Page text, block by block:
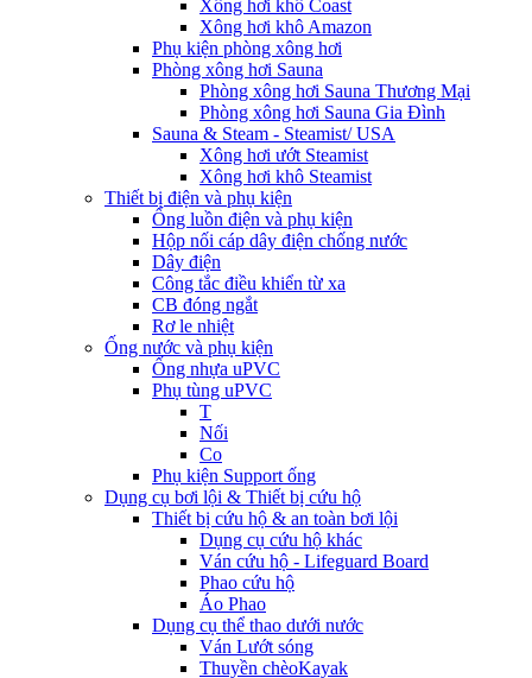
Xông hơi khô Coast
Xông hơi khô Amazon
Phụ kiện phòng xông hơi
Phòng xông hơi Sauna
Phòng xông hơi Sauna Thương Mại
Phòng xông hơi Sauna Gia Đình
Sauna & Steam - Steamist/ USA
Xông hơi ướt Steamist
Xông hơi khô Steamist
Thiết bị điện và phụ kiện
Ống luồn điện và phụ kiện
Hộp nối cáp dây điện chống nước
Dây điện
Công tắc điều khiển từ xa
CB đóng ngắt
Rơ le nhiệt
Ống nước và phụ kiện
Ống nhựa uPVC
Phụ tùng uPVC
T
Nối
Co
Phụ kiện Support ống
Dụng cụ bơi lội & Thiết bị cứu hộ
Thiết bị cứu hộ & an toàn bơi lội
Dụng cụ cứu hộ khác
Ván cứu hộ - Lifeguard Board
Phao cứu hộ
Áo Phao
Dụng cụ thể thao dưới nước
Ván Lướt sóng
Thuyền chèoKayak